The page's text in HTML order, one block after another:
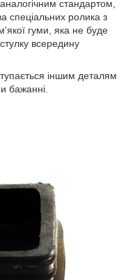
стандартом,
спеціальних ролика з
гуми, яка не буде
всередину
іншим деталям
бажанні.